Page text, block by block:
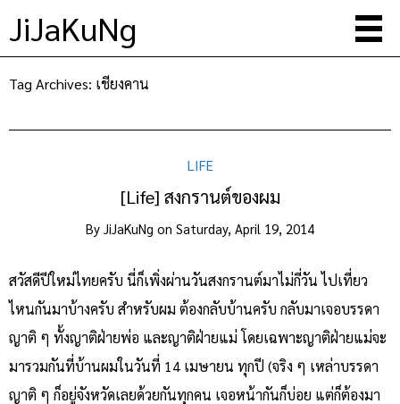
JiJaKuNg
Tag Archives: เชียงคาน
LIFE
[Life] สงกรานต์ของผม
By JiJaKuNg on Saturday, April 19, 2014
สวัสดีปีใหม่ไทยครับ นี่ก็เพิ่งผ่านวันสงกรานต์มาไม่กี่วัน ไปเที่ยว
ไหนกันมาบ้างครับ สำหรับผม ต้องกลับบ้านครับ กลับมาเจอบรรดา
ญาติ ๆ ทั้งญาติฝ่ายพ่อ และญาติฝ่ายแม่ โดยเฉพาะญาติฝ่ายแม่จะ
มารวมกันที่บ้านผมในวันที่ 14 เมษายน ทุกปี (จริง ๆ เหล่าบรรดา
ญาติ ๆ ก็อยู่จังหวัดเลยด้วยกันทุกคน เจอหน้ากันก็บ่อย แต่ก็ต้องมา